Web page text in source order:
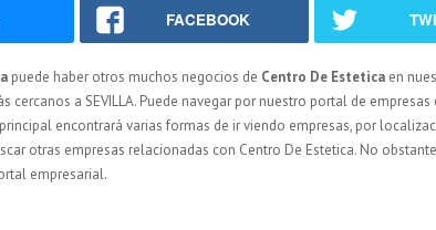
FACEBOOK
puede haber otros muchos negocios de Centro De Estetica en
cercanos a SEVILLA. Puede navegar por nuestro portal de
encontrará varias formas de ir viendo empresas, por
otras empresas relacionadas con Centro De Estetica. No
empresarial.